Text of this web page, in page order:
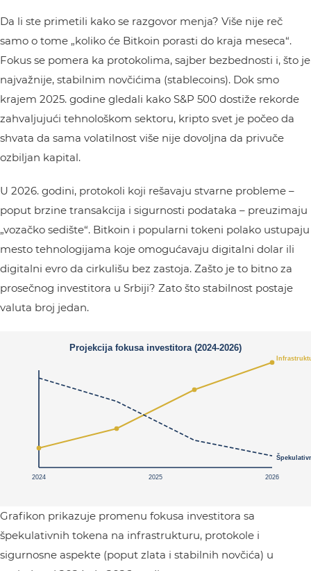
Da li ste primetili kako se razgovor menja? Više nije reč
samo o tome „koliko će Bitkoin porasti do kraja meseca“.
Fokus se pomera ka protokolima, sajber bezbednosti i, što je
najvažnije, stabilnim novčićima (stablecoins). Dok smo
krajem 2025. godine gledali kako S&P 500 dostiže rekorde
zahvaljujući tehnološkom sektoru, kripto svet je počeo da
shvata da sama volatilnost više nije dovoljna da privuče
ozbiljan kapital.
U 2026. godini, protokoli koji rešavaju stvarne probleme –
poput brzine transakcija i sigurnosti podataka – preuzimaju
„vozačko sedište“. Bitkoin i popularni tokeni polako ustupaju
mesto tehnologijama koje omogućavaju digitalni dolar ili
digitalni evro da cirkulišu bez zastoja. Zašto je to bitno za
prosečnog investitora u Srbiji? Zato što stabilnost postaje
valuta broj jedan.
Grafikon prikazuje promenu fokusa investitora sa
špekulativnih tokena na infrastrukturu, protokole i
sigurnosne aspekte (poput zlata i stabilnih novčića) u